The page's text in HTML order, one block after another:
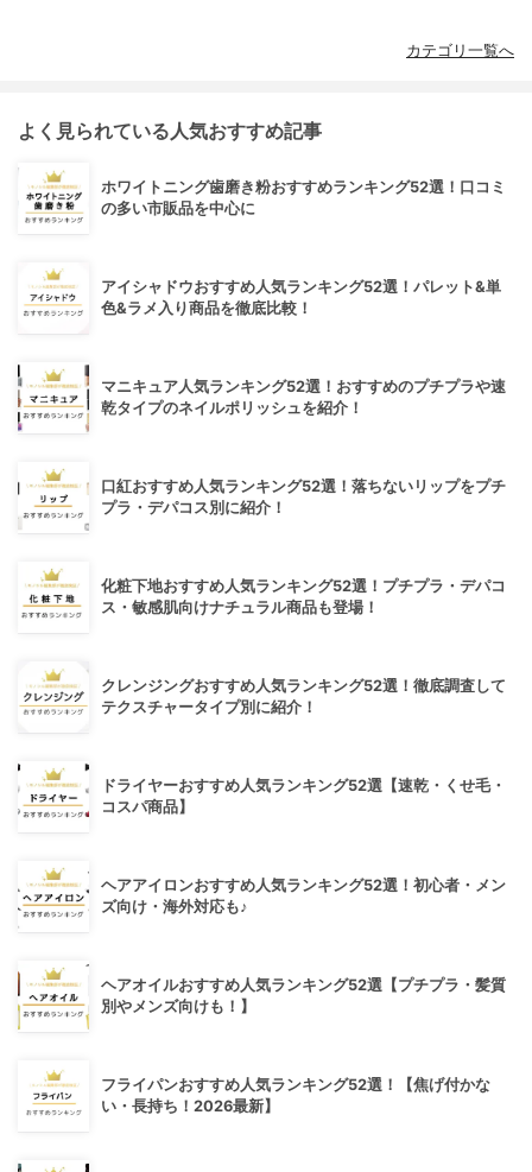
カテゴリ一覧へ
よく見られている人気おすすめ記事
ホワイトニング歯磨き粉おすすめランキング52選！口コミ
の多い市販品を中心に
アイシャドウおすすめ人気ランキング52選！パレット&単
色&ラメ入り商品を徹底比較！
マニキュア人気ランキング52選！おすすめのプチプラや速
乾タイプのネイルポリッシュを紹介！
口紅おすすめ人気ランキング52選！落ちないリップをプチ
プラ・デパコス別に紹介！
化粧下地おすすめ人気ランキング52選！プチプラ・デパコ
ス・敏感肌向けナチュラル商品も登場！
クレンジングおすすめ人気ランキング52選！徹底調査して
テクスチャータイプ別に紹介！
ドライヤーおすすめ人気ランキング52選【速乾・くせ毛・
コスパ商品】
ヘアアイロンおすすめ人気ランキング52選！初心者・メン
ズ向け・海外対応も♪
ヘアオイルおすすめ人気ランキング52選【プチプラ・髪質
別やメンズ向けも！】
フライパンおすすめ人気ランキング52選！【焦げ付かな
い・長持ち！2026最新】